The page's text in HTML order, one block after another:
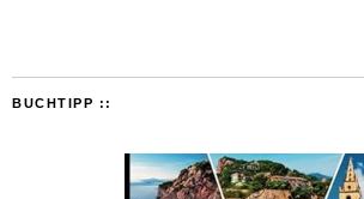
BUCHTIPP ::